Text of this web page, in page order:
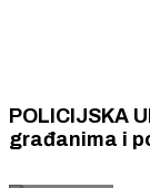
POLICIJSKA
građanima i